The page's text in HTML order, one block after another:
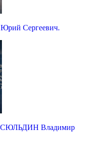
Сергеевич.
СЮЛЬДИН Владимир